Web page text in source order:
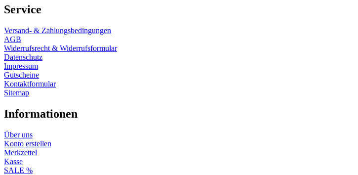
Service
Versand- & Zahlungsbedingungen
AGB
Widerrufsrecht & Widerrufsformular
Datenschutz
Impressum
Gutscheine
Kontaktformular
Sitemap
Informationen
Über uns
Konto erstellen
Merkzettel
Kasse
SALE %